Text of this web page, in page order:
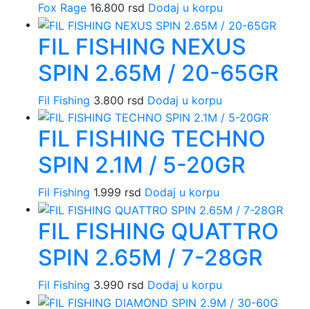
Fox Rage 16.800 rsd Dodaj u korpu
FIL FISHING NEXUS
SPIN 2.65M / 20-65GR
Fil Fishing 3.800 rsd Dodaj u korpu
FIL FISHING TECHNO
SPIN 2.1M / 5-20GR
Fil Fishing 1.999 rsd Dodaj u korpu
FIL FISHING QUATTRO
SPIN 2.65M / 7-28GR
Fil Fishing 3.990 rsd Dodaj u korpu